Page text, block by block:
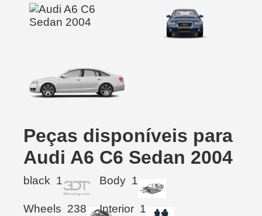
Peças disponíveis para
Audi A6 C6 Sedan 2004
black 1 Body 1
Wheels 238 Interior 1